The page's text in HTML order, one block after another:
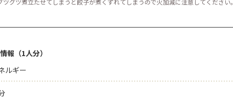
ツグツ煮立たせてしまうと餃子が煮くずれてしまうので火加減に注意してください。
報（1人分）
ルギー